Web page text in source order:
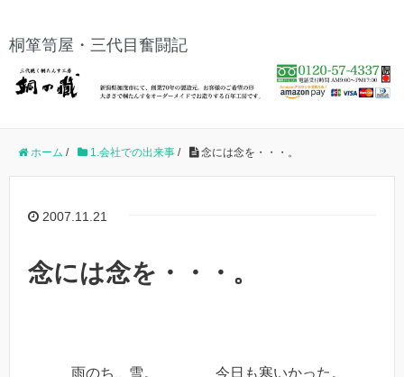
桐箪笥屋・三代目奮闘記
ホーム / 1.会社での出来事 / 念には念を・・・。
2007.11.21
念には念を・・・。
雨のち、雪。 今日も寒いかった。